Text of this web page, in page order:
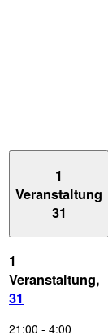
1
Veranstaltung
31
1
Veranstaltung,
31
21:00 - 4:00